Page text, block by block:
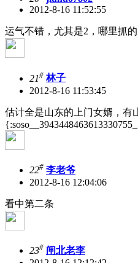
2012-8-16 11:52:55
运气不错，尤其是2，哪里抓
21# 林子
2012-8-16 11:53:45
估计全是山东的上门女婿，有
22# 李老爷
2012-8-16 12:04:06
看中第二条
23# 闸北老李